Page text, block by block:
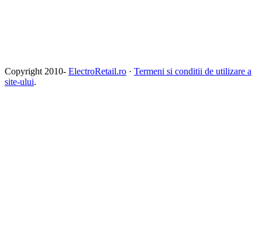
Copyright 2010- ElectroRetail.ro · Termeni si conditii de utilizare a
site-ului.